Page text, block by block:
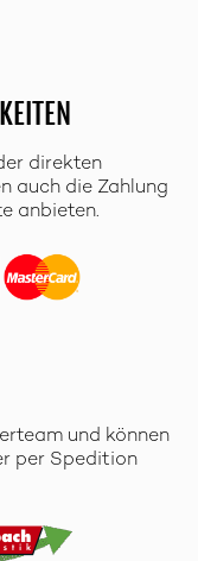
direkten
auch die Zahlung
anbieten.
und können
per Spedition